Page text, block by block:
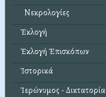
Νεκρολογίες
Ἐκλογή
Ἐκλογή Ἐπισκόπων
Ἱστορικά
Ἱερώνυμος - Δικτατορία